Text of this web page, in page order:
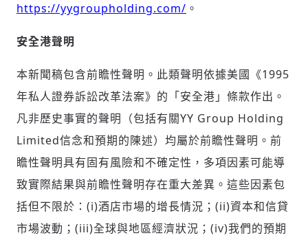
https://yygroupholding.com/ 。
安全港聲明
本新聞稿包含前瞻性聲明。此類聲明依據美國《1995
年私人證券訴訟改革法案》的「安全港」條款作出。
凡非歷史事實的聲明（包括有關YY Group Holding
Limited信念和預期的陳述）均屬於前瞻性聲明。前
瞻性聲明具有固有風險和不確定性，多項因素可能導
致實際結果與前瞻性聲明存在重大差異。這些因素包
括但不限於：(i)酒店市場的增長情況；(ii)資本和信貸
市場波動；(iii)全球與地區經濟狀況；(iv)我們的預期